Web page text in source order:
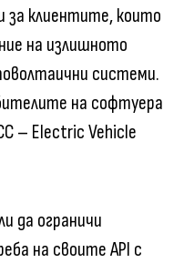
за клиентите, които
на излишното
системи.
на софтуера
– Electric Vehicle
да ограничи
на своите API с